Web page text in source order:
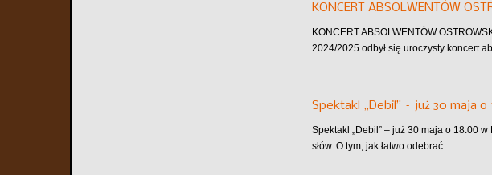
KONCERT ABSOLWENTÓW
KONCERT ABSOLWENTÓW
2024/2025 odbył się uroczysty koncert
Spektakl „Debil” – już 30 maja o
Spektakl „Debil” – już 30 maja o 18:00
słów. O tym, jak łatwo odebrać...